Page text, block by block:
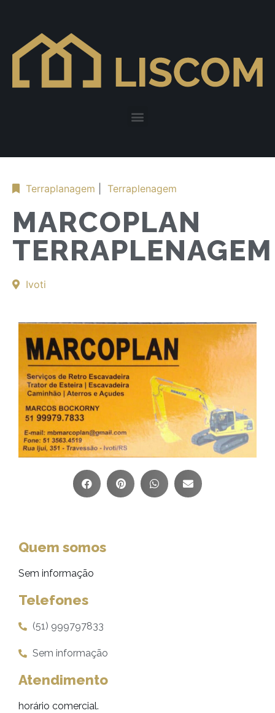
Terraplanagem Terraplenagem
MARCOPLAN
TERRAPLENAGEM
Ivoti
Quem somos
Sem informação
Telefones
(51) 999797833
Sem informação
Atendimento
horário comercial.